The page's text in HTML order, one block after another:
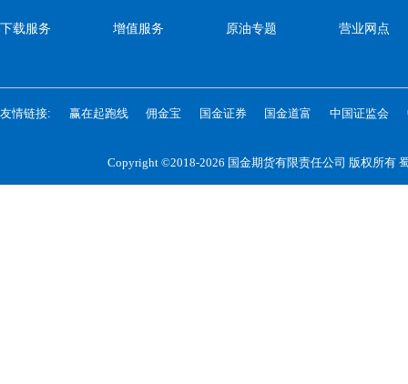
下载服务 增值服务 原油专题 营业网点
友情链接: 赢在起跑线 佣金宝 国金证券 国金道富 中国证监会
Copyright ©2018-2026 国金期货有限责任公司 版权所有